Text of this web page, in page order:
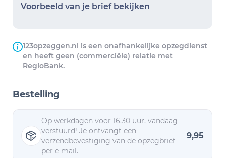
Voorbeeld van je brief bekijken
123opzeggen.nl is een onafhankelijke opzegdienst
en heeft geen (commerciële) relatie met
RegioBank.
Bestelling
Op werkdagen voor 16.30 uur, vandaag
verstuurd! Je ontvangt een
verzendbevestiging van de opzegbrief
per e-mail.
9,95